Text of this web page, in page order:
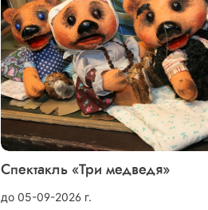
Спектакль «Три медведя»
до 05-09-2026 г.